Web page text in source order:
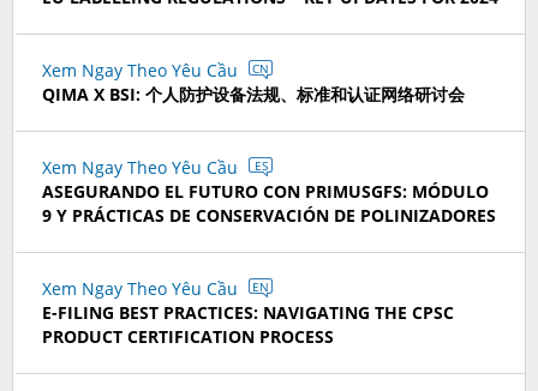
Xem Ngay Theo Yêu Cầu CN
QIMA X BSI: 个人防护设备法规、标准和认证网络研讨会
Xem Ngay Theo Yêu Cầu ES
ASEGURANDO EL FUTURO CON PRIMUSGFS: MÓDULO
9 Y PRÁCTICAS DE CONSERVACIÓN DE POLINIZADORES
Xem Ngay Theo Yêu Cầu EN
E-FILING BEST PRACTICES: NAVIGATING THE CPSC
PRODUCT CERTIFICATION PROCESS